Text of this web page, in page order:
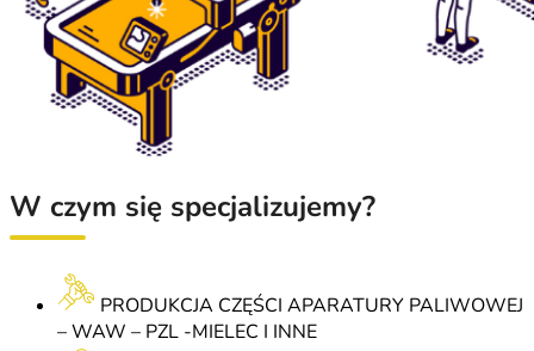
W czym się specjalizujemy?
PRODUKCJA CZĘŚCI APARATURY PALIWOWEJ
– WAW – PZL -MIELEC I INNE